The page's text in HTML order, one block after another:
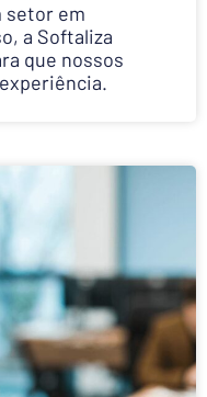
setor em
a Softaliza
que nossos